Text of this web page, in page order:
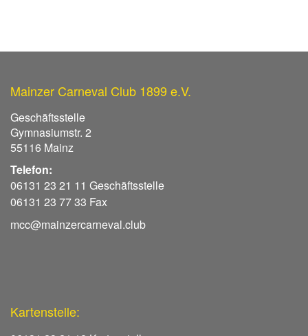
Mainzer Carneval Club 1899 e.V.
Geschäftsstelle
Gymnasiumstr. 2
55116 Mainz
Telefon:
06131 23 21 11 Geschäftsstelle
06131 23 77 33 Fax
mcc@mainzercarneval.club
Kartenstelle: